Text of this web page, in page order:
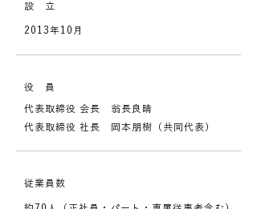
設 立
2013年10月
役 員
代表取締役 会長 翁長良晴
代表取締役 社長 岡本朋樹（共同代表）
従業員数